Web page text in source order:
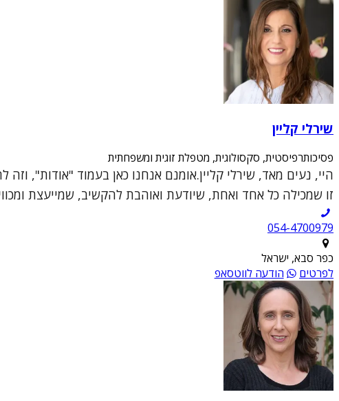
שירלי קליין
פסיכותרפיסטית, סקסולוגית, מטפלת זוגית ומשפחתית
היי, נעים מאד, שירלי קליין.אומנם אנחנו כאן בעמוד "אודות",
זו שמכילה כל אחד ואחת, שיודעת ואוהבת להקשיב, שמייעצת
054-4700979
כפר סבא, ישראל
לפרטים
הודעה לווטסאפ